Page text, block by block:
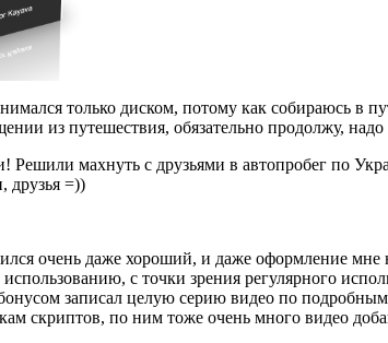
только диском, потому как собираюсь в
из путешествия, обязательно продолжу,
Решили махнуть с друзьями в автопробег по
друзья =))
очень даже хороший, и даже оформление мне
с точки зрения регулярного
записал целую серию видео по
скриптов, по ним тоже очень много видео